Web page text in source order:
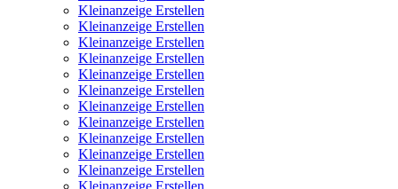
Kleinanzeige Erstellen
Kleinanzeige Erstellen
Kleinanzeige Erstellen
Kleinanzeige Erstellen
Kleinanzeige Erstellen
Kleinanzeige Erstellen
Kleinanzeige Erstellen
Kleinanzeige Erstellen
Kleinanzeige Erstellen
Kleinanzeige Erstellen
Kleinanzeige Erstellen
Kleinanzeige Erstellen